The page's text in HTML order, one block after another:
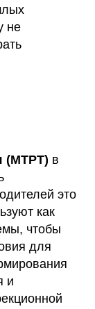
не
(МТРТ) в
это
как
чтобы
для
и